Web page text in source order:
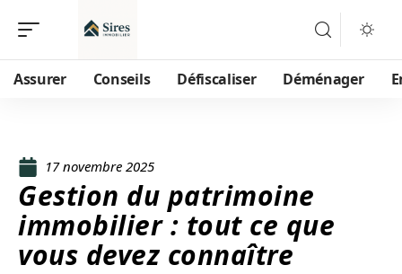
Assurer Conseils Défiscaliser Déménager
17 novembre 2025
Gestion du patrimoine
immobilier : tout ce que
vous devez connaître